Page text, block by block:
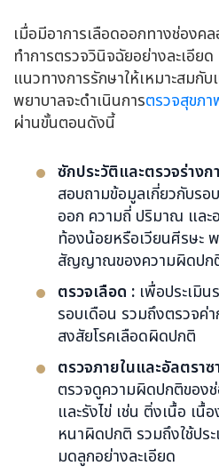
เมื่อมีอาการเลือดออกทางช่อง
ทำการตรวจวินิจฉัยอย่างละเอีย
แนวทางการรักษาให้เหมาะสมกั
พยาบาลจะดำเนินการตรวจสุขภ
ผ่านขั้นตอนดังนี้
ซักประวัติและตรวจร่าง
สอบถามข้อมูลเกี่ยวกับร
ออก ความถี่ ปริมาณ และ
ท้องน้อยหรือเวียนศีรษะ
สัญญาณของความผิดปก
ตรวจเลือด : เพื่อประเมิ
รอบเดือน รวมถึงตรวจค่
สงสัยโรคเลือดผิดปกติ
ตรวจภายในและอัลตร
ตรวจดูความผิดปกติของ
และรังไข่ เช่น ติ่งเนื้อ เ
หนาผิดปกติ รวมถึงใช้ปร
มดลูกอย่างละเอียด